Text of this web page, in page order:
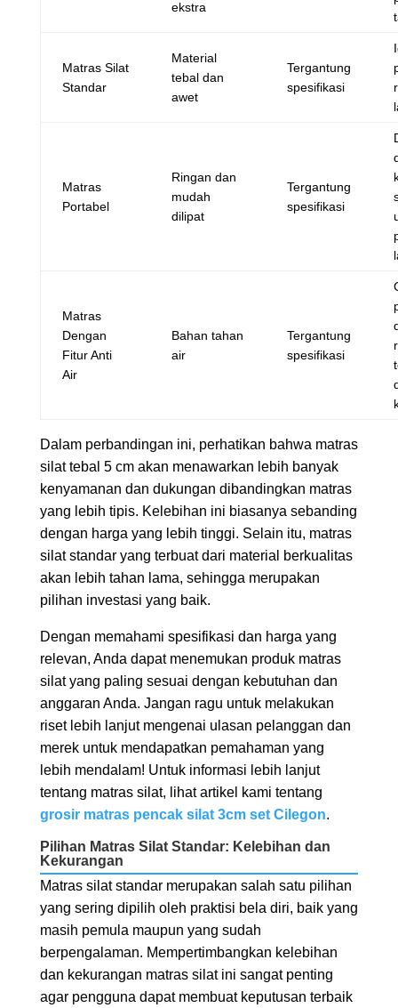
ekstra
Matras Silat
Standar
Material
tebal dan
awet
Tergantung
spesifikasi
Matras
Portabel
Ringan dan
mudah
dilipat
Tergantung
spesifikasi
Matras
Dengan
Fitur Anti
Air
Bahan tahan
air
Tergantung
spesifikasi
Dalam perbandingan ini, perhatikan bahwa matras
silat tebal 5 cm akan menawarkan lebih banyak
kenyamanan dan dukungan dibandingkan matras
yang lebih tipis. Kelebihan ini biasanya sebanding
dengan harga yang lebih tinggi. Selain itu, matras
silat standar yang terbuat dari material berkualitas
akan lebih tahan lama, sehingga merupakan
pilihan investasi yang baik.
Dengan memahami spesifikasi dan harga yang
relevan, Anda dapat menemukan produk matras
silat yang paling sesuai dengan kebutuhan dan
anggaran Anda. Jangan ragu untuk melakukan
riset lebih lanjut mengenai ulasan pelanggan dan
merek untuk mendapatkan pemahaman yang
lebih mendalam! Untuk informasi lebih lanjut
tentang matras silat, lihat artikel kami tentang
grosir matras pencak silat 3cm set Cilegon.
Pilihan Matras Silat Standar: Kelebihan dan
Kekurangan
Matras silat standar merupakan salah satu pilihan
yang sering dipilih oleh praktisi bela diri, baik yang
masih pemula maupun yang sudah
berpengalaman. Mempertimbangkan kelebihan
dan kekurangan matras silat ini sangat penting
agar pengguna dapat membuat keputusan terbaik